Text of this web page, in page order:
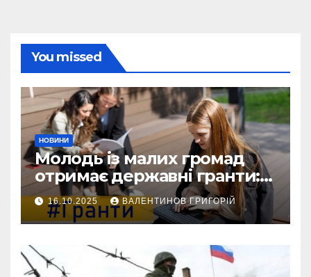
You missed
НОВИНИ
Молодь із малих громад
отримає державні гранти:
виплати сягатимуть 200
тисяч гривень
16.10.2025 ВАЛЕНТИНОВ ГРИГОРІЙ